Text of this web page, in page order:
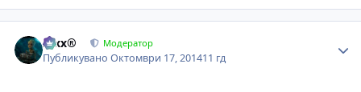
Alxx® Модератор
ПубликуваноОктомври 17, 201411 гд